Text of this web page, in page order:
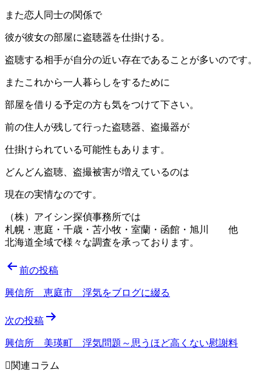
また恋人同士の関係で
彼が彼女の部屋に盗聴器を仕掛ける。
盗聴する相手が自分の近い存在であることが多いのです。
またこれから一人暮らしをするために
部屋を借りる予定の方も気をつけて下さい。
前の住人が残して行った盗聴器、盗撮器が
仕掛けられている可能性もあります。
どんどん盗聴、盗撮被害が増えているのは
現在の実情なのです。
（株）アイシン探偵事務所では
札幌・恵庭・千歳・苫小牧・室蘭・函館・旭川 他
北海道全域で様々な調査を承っております。
投
稿
ビ
ゲ
ー
前の投稿
興信所 恵庭市 浮気をブログに綴る
次の投稿
興信所 美瑛町 浮気問題～思うほど高くない慰謝料
関連コラム